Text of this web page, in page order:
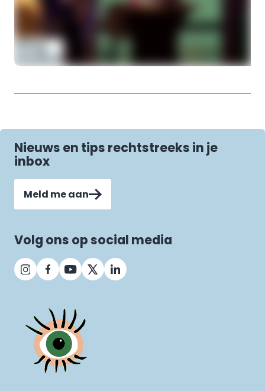
28 MAART 2026
28 MAART 2026
Nieuws en tips rechtstreeks in je
inbox
Meld me aan
Volg ons op social media